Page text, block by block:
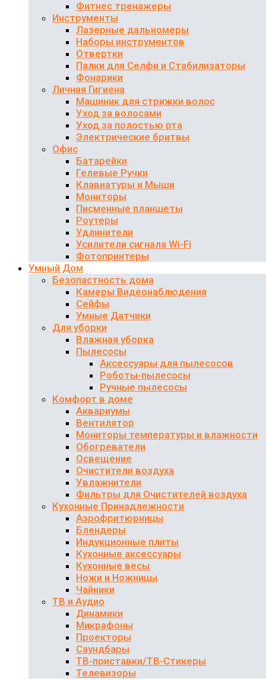
Фитнес тренажеры
Инструменты
Лазерные дальномеры
Наборы инструментов
Отвертки
Палки для Селфи и Стабилизаторы
Фонарики
Личная Гигиена
Машиник для стрижки волос
Уход за волосами
Уход за полостью рта
Электрические бритвы
Офис
Батарейки
Гелевые Ручки
Клавиатуры и Мыши
Мониторы
Писменные планшеты
Роутеры
Удлинители
Усилители сигнала Wi-Fi
Фотопринтеры
Умный Дом
Безопастность дома
Камеры Видеонаблюдения
Сейфы
Умные Датчики
Для уборки
Влажная уборка
Пылесосы
Аксессуары для пылесосов
Роботы-пылесосы
Ручные пылесосы
Комфорт в доме
Аквариумы
Вентилятор
Мониторы температуры и влажности
Обогреватели
Освещение
Очистители воздуха
Увлажнители
Фильтры для Очистителей воздуха
Кухонные Принадлежности
Аэрофритюрницы
Блендеры
Индукционные плиты
Кухонные аксессуары
Кухонные весы
Ножи и Ножницы
Чайники
ТВ и Аудио
Динамики
Микрафоны
Проекторы
Саундбары
ТВ-приставки/ТВ-Стикеры
Телевизоры